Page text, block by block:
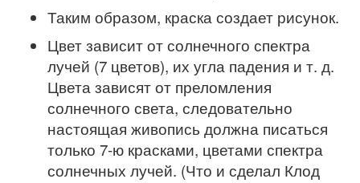
Таким образом, краска создает рисунок.
Цвет зависит от солнечного спектра
лучей (7 цветов), их угла падения и т. д.
Цвета зависят от преломления
солнечного света, следовательно
настоящая живопись должна писаться
только 7-ю красками, цветами спектра
солнечных лучей. (Что и сделал Клод